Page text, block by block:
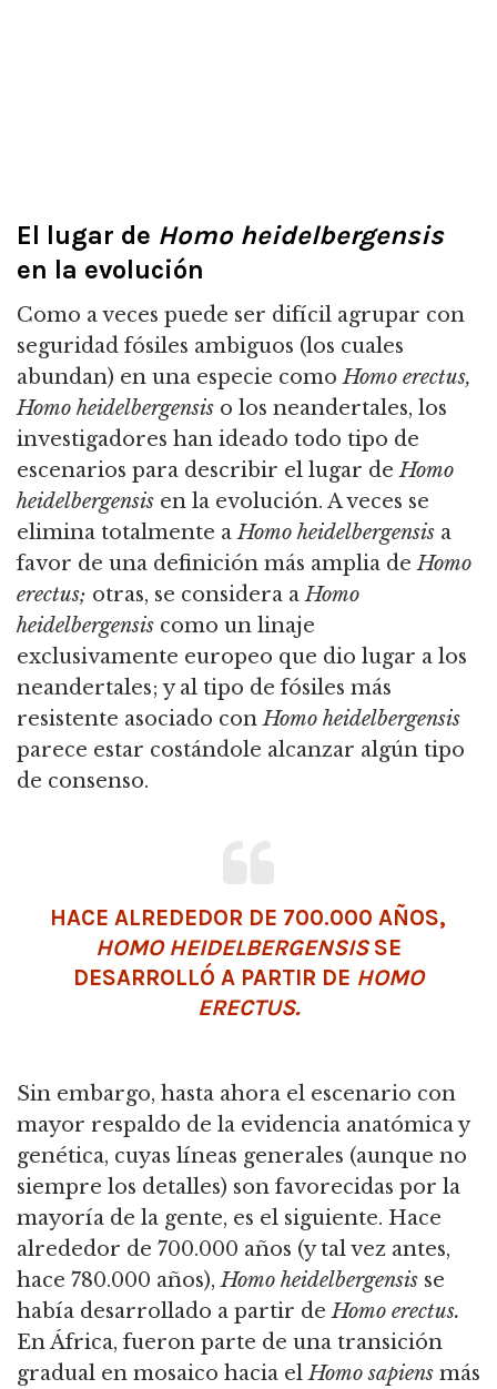
El lugar de Homo heidelbergensis
en la evolución
Como a veces puede ser difícil agrupar con
seguridad fósiles ambiguos (los cuales
abundan) en una especie comoHomo erectus,
Homo heidelbergensis o los neandertales, los
investigadores han ideado todo tipo de
escenarios para describir el lugar deHomo
heidelbergensis en la evolución. A veces se
elimina totalmente aHomo heidelbergensis a
favor de una definición más amplia deHomo
erectus; otras, se considera aHomo
heidelbergensis como un linaje
exclusivamente europeo que dio lugar a los
neandertales; y al tipo de fósiles más
resistente asociado conHomo heidelbergensis
parece estar costándole alcanzar algún tipo
de consenso.
HACE ALREDEDOR DE 700.000 AÑOS,
HOMO HEIDELBERGENSISSE
DESARROLLÓ A PARTIR DE HOMO
ERECTUS.
Sin embargo, hasta ahora el escenario con
mayor respaldo de la evidencia anatómica y
genética, cuyas líneas generales (aunque no
siempre los detalles) son favorecidas por la
mayoría de la gente, es el siguiente. Hace
alrededor de 700.000 años (y tal vez antes,
hace 780.000 años),Homo heidelbergensis se
había desarrollado a partir deHomo erectus.
En África, fueron parte de una transición
gradual en mosaico hacia elHomo sapiens más